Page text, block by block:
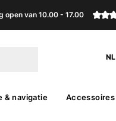
open van 10.00 - 17.00
NL
& navigatie Accessoires